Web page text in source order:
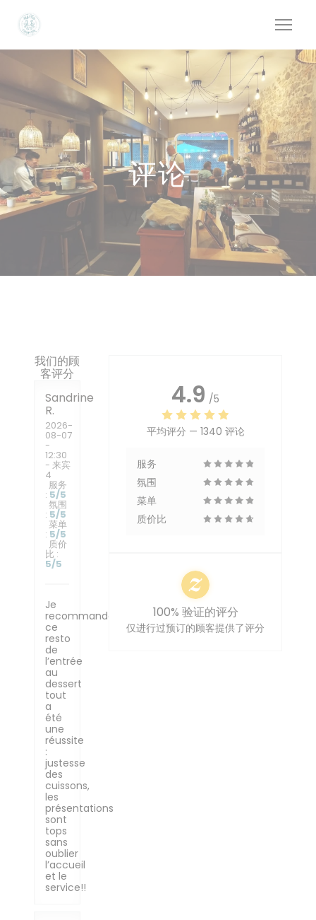
评论
我们的顾
客评分
Sandrine
R
2026-
08-07
-
12:30
- 来宾
4
服务
: 5/5
氛围
: 5/5
菜单
: 5/5
质价
比 :
5/5
Je
recommande
ce
resto
de
l’entrée
au
dessert
tout
a
été
une
réussite
:
justesse
des
cuissons,
les
présentations
sont
tops
sans
oublier
l’accueil
et le
service!!
4.9 /5
平均评分 — 1340 评论
服务
氛围
菜单
质价比
100% 验证的评分
仅进行过预订的顾客提供了评分